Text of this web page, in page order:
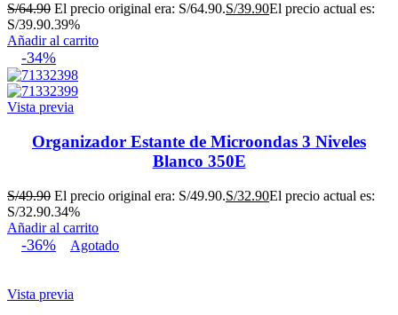
S/64.90 El precio original era: S/64.90.S/39.90El precio actual es:
S/39.90.39%
Añadir al carrito
-34%
Vista previa
Organizador Estante de Microondas 3 Niveles
Blanco 350E
S/49.90 El precio original era: S/49.90.S/32.90El precio actual es:
S/32.90.34%
Añadir al carrito
-36% Agotado
Vista previa